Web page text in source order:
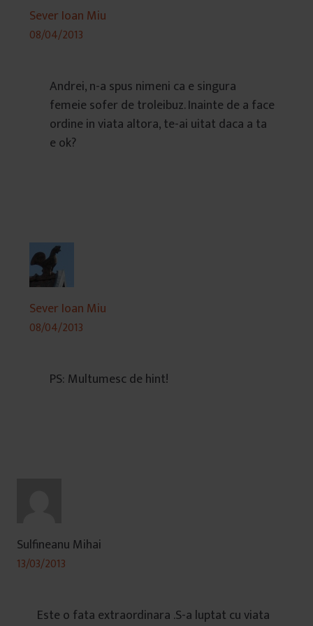
Sever Ioan Miu
08/04/2013
Andrei, n-a spus nimeni ca e singura
femeie sofer de troleibuz. Inainte de a face
ordine in viata altora, te-ai uitat daca a ta
e ok?
Sever Ioan Miu
08/04/2013
PS: Multumesc de hint!
Sulfineanu Mihai
13/03/2013
Este o fata extraordinara .S-a luptat cu viata